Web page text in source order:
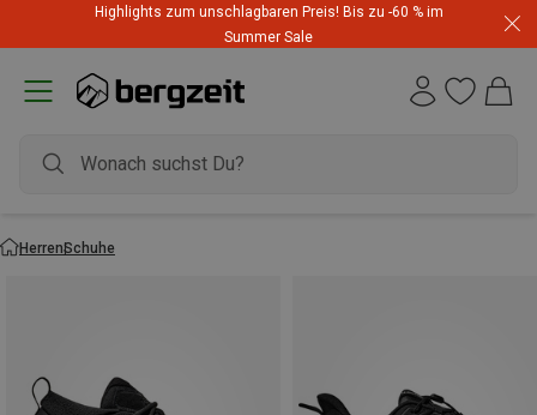
Highlights zum unschlagbaren Preis! Bis zu -60 % im
Summer Sale
HerrenSchuhe